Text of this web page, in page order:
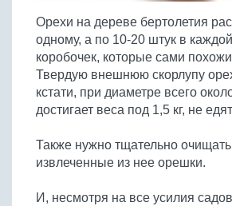
Морепродукты
Суши и роллы
Из фарша птицы
Из субпродуктов птицы
Запеченные овощи
Пироги и пирожки
Кексы и маффины
Печенье и булочки
Блины и оладьи
Кремы
Соусы к мясу
Соусы к рыбе
Соусы к овощам
Другие соусы
Все напитки
Алкогольные напитки
Безалкогольные напитки
Заготовки
Все заготовки
Ягоды и фрукты
Грибы
Десерты
Конфеты и сладости
Ещё...
Пельмени, вареники
Орехи на дереве бертолетия
одному, а по 10-20 штук в
коробочек, которые сами
Твердую внешнюю скорлупу
кстати, при диаметре всего
достигает веса под 1,5 кг, не
Также нужно тщательно
извлеченные из нее орешки.
И, несмотря на все усилия